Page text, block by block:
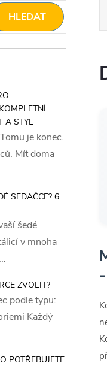
HLEDAT
A STYL
je konec.
Mít doma
SEDAČCE? 6
šedé
v mnoha
ZVOLIT?
podle typu:
Každý
POTŘEBUJETE